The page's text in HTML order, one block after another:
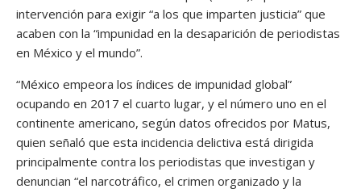
intervención para exigir “a los que imparten justicia” que
acaben con la “impunidad en la desaparición de periodistas
en México y el mundo”.
“México empeora los índices de impunidad global”
ocupando en 2017 el cuarto lugar, y el número uno en el
continente americano, según datos ofrecidos por Matus,
quien señaló que esta incidencia delictiva está dirigida
principalmente contra los periodistas que investigan y
denuncian “el narcotráfico, el crimen organizado y la